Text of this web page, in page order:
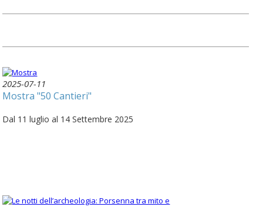
2025-07-11
Mostra "50 Cantieri"
Dal 11 luglio al 14 Settembre 2025